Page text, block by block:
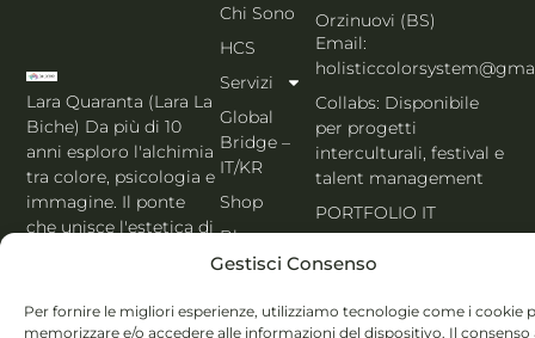
Gestisci Consenso
Per fornire le migliori esperienze, utilizziamo tecnologie come i cookie
memorizzare e/o accedere alle informazioni del dispositivo. Il consenso
Lara Quaranta (Lara La
Biche) Da più di 10
anni esploro l'alchimia
tra colore, psicologia e
immagine. Il ponte
che unisce l'estetica di
MBTI, Enneagramma &
Holistic Color
Chi Sono
HCS
Servizi
Global
Bridge –
IT/KR
Shop
Blog
Contatti
Italiano
Orzinuovi (BS)
Email:
Collabs: Disponibile
per progetti
interculturali, festival e
talent management
PORTFOLIO IT